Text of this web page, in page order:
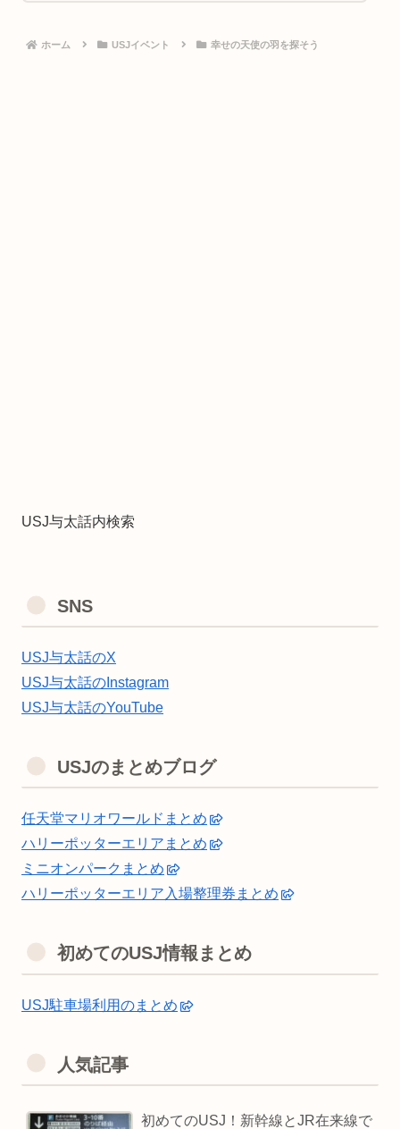
ホーム USJイベント 幸せの天使の羽を探そう
USJ与太話内検索
SNS
USJ与太話のX
USJ与太話のInstagram
USJ与太話のYouTube
USJのまとめブログ
任天堂マリオワールドまとめ
ハリーポッターエリアまとめ
ミニオンパークまとめ
ハリーポッターエリア入場整理券まとめ
初めてのUSJ情報まとめ
USJ駐車場利用のまとめ
人気記事
初めてのUSJ！新幹線とJR在来線で